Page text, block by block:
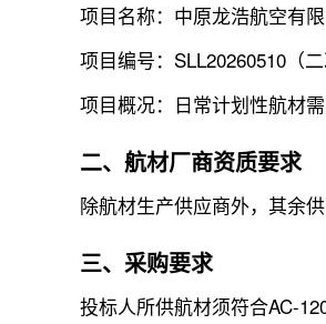
项目名称：中原龙浩航空有
项目编号：SLL20260510（二
项目概况：日常计划性航材
二、航材厂商资质要求
除航材生产供应商外，其余
三、采购要求
投标人所供航材须符合AC-